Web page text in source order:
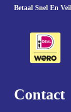
Betaal Snel En
Contact